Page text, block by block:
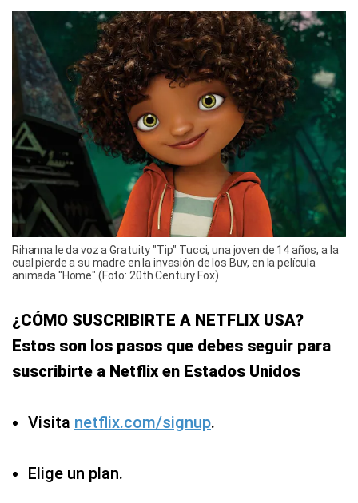
Rihanna le da voz a Gratuity "Tip" Tucci, una joven de 14 años, a la
cual pierde a su madre en la invasión de los Buv, en la película
animada "Home" (Foto: 20th Century Fox)
¿CÓMO SUSCRIBIRTE A NETFLIX USA?
Estos son los pasos que debes seguir para
suscribirte a Netflix en Estados Unidos
Visita netflix.com/signup.
Elige un plan.